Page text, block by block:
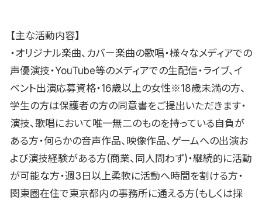
【主な活動内容】
・オリジナル楽曲、カバー楽曲の歌唱・様々なメディアでの
声優演技・YouTube等のメディアでの生配信・ライブ、イ
ベント出演応募資格・16歳以上の女性※18歳未満の方、
学生の方は保護者の方の同意書をご提出いただきます・
演技、歌唱において唯一無二のものを持っている自負が
ある方・何らかの音声作品、映像作品、ゲームへの出演お
よび演技経験がある方(商業、同人問わず)・継続的に活動
が可能な方・週3日以上柔軟に活動へ時間を割ける方・
関東圏在住で東京都内の事務所に通える方(もしくは採